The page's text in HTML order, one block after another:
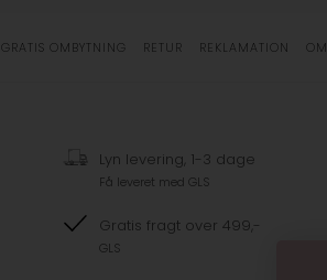
GRATIS OMBYTNING RETUR REKLAMATION
Lyn levering, 1-3 dage
Få leveret med GLS
Gratis fragt over 499,-
GLS